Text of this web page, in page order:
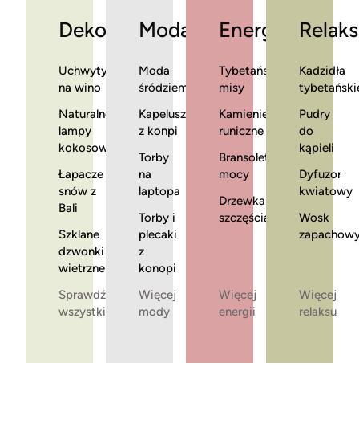
Dekoracje
Uchwyty
na wino
Naturalne
lampy
kokosowe
Łapacze
snów z
Bali
Szklane
dzwonki
wietrzne
Sprawdź
wszystkie
Moda
Moda
śródziemnomorska
Kapelusze
z konpi
Torby
na
laptopa
Torby i
plecaki
z
konopi
Więcej
mody
Energia
Tybetańskie
misy
Kamienie
runiczne
Bransoletki
mocy
Drzewka
szczęścia
Więcej
energii
Relaks
Kadzidła
Pudry
do
kąpieli
Dyfuzor
kwiatowy
Wosk
Więcej
relaksu